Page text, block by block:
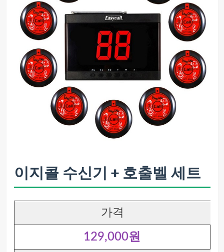
이지콜 수신기 + 호출벨 세트
가격
129,000원